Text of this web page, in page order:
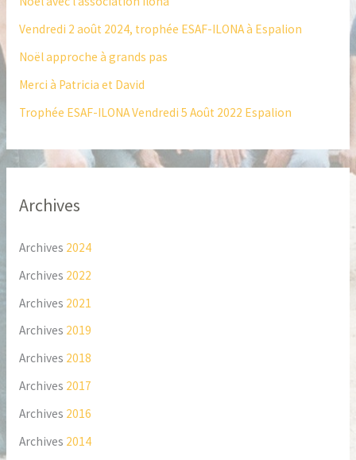
h
e
r
Vendredi 2 août 2024, trophée ESAF-ILONA à Espalion
Noël approche à grands pas
Merci à Patricia et David
Trophée ESAF-ILONA Vendredi 5 Août 2022 Espalion
Archives
Archives 2024
Archives 2022
Archives 2021
Archives 2019
Archives 2018
Archives 2017
Archives 2016
Archives 2014